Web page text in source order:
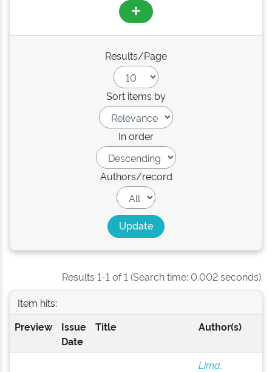
Results/Page
Sort items by
In order
Authors/record
Results 1-1 of 1 (Search time: 0.002 seconds).
Item hits:
Preview
Issue
Date
Title Author(s)
Lima,